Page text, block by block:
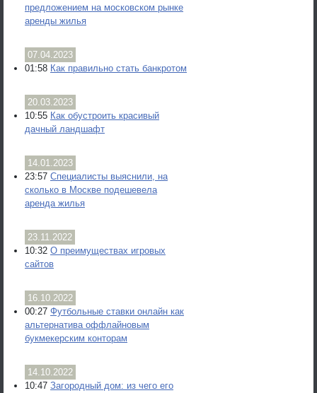
предложением на московском рынке
аренды жилья
07.04.2023
01:58 Как правильно стать банкротом
20.03.2023
10:55 Как обустроить красивый
дачный ландшафт
14.01.2023
23:57 Специалисты выяснили, на
сколько в Москве подешевела
аренда жилья
23.11.2022
10:32 О преимуществах игровых
сайтов
16.10.2022
00:27 Футбольные ставки онлайн как
альтернатива оффлайновым
букмекерским конторам
14.10.2022
10:47 Загородный дом: из чего его